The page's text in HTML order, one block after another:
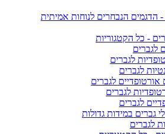
הדגמים הנבחרים לנוחות אמיתית
- כל הקטגוריות
לגברים
לגברים
לגברים
אורטופדיים לגברים
לגברים
לגברים
גברים במידות גדולות
לגברים